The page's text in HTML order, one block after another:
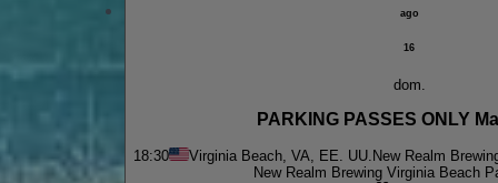
ago
16
dom.
PARKING PASSES ONLY
18:30 Virginia Beach, VA, EE. UU. New Realm
New Realm Brewing Virginia Beach